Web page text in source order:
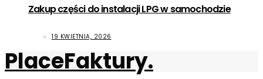
Zakup części do instalacji LPG w samochodzie
19 KWIETNIA, 2026
PlaceFaktury.